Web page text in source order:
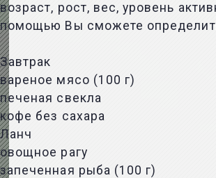
возраст, рост, вес, уровень
помощью Вы сможете
Завтрак
вареное мясо (100 г)
печеная свекла
кофе без сахара
Ланч
овощное рагу
запеченная рыба (100 г)